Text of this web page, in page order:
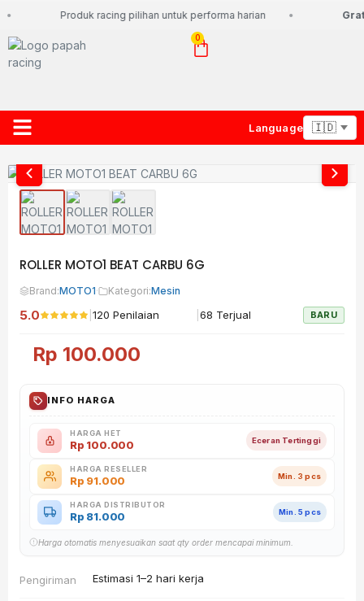
Produk racing pilihan untuk performa harian
0
Language
ROLLER MOTO1 BEAT CARBU 6G
Brand:MOTO1· Kategori:Mesin
5.0 120 Penilaian 68 Terjual BARU
Rp 100.000
INFO HARGA
HARGA HET
Rp 100.000 Eceran Tertinggi
HARGA RESELLER
Rp 91.000 Min. 3 pcs
HARGA DISTRIBUTOR
Rp 81.000 Min. 5 pcs
Harga otomatis menyesuaikan saat qty order mencapai minimum.
Pengiriman Estimasi 1–2 hari kerja